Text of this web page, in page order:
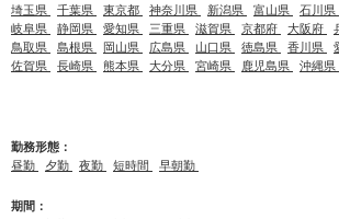
埼玉県
千葉県 東京都 神奈川県 新潟県 富山県 石川県
岐阜県
静岡県 愛知県 三重県 滋賀県 京都府 大阪府
鳥取県
島根県 岡山県 広島県 山口県 徳島県 香川県
佐賀県
長崎県 熊本県 大分県 宮崎県 鹿児島県 沖縄県
勤務形態：
昼勤
夕勤 夜勤 短時間 早朝勤
期間：